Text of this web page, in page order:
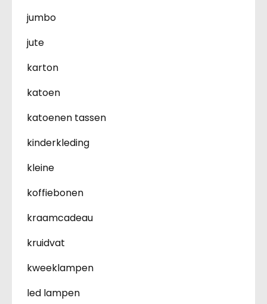
jumbo
jute
karton
katoen
katoenen tassen
kinderkleding
kleine
koffiebonen
kraamcadeau
kruidvat
kweeklampen
led lampen